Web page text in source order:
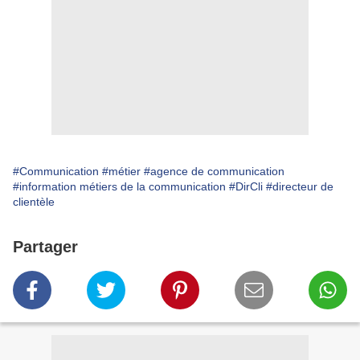
#Communication #métier #agence de communication
#information métiers de la communication #DirCli #directeur de
clientèle
Partager